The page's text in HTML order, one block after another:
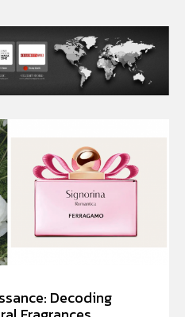
Decoding